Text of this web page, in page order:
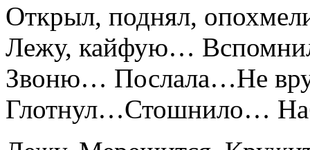
Открыл, поднял,
Лежу, кайфую…
Звоню… Послала…Не
Глотнул…Стошнило…